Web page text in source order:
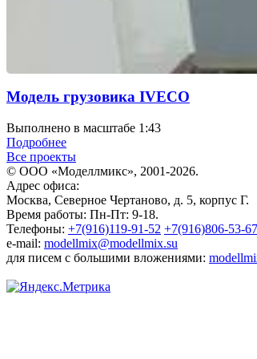
Модель грузовика IVECO
Выполнено в масштабе 1:43
Подробнее
Все проекты
© ООО «Моделлмикс», 2001-2026.
Адрес офиса:
Москва, Северное Чертаново, д. 5, корпус Г.
Время работы: Пн-Пт: 9-18.
Телефоны: +7(916)119-91-52 +7(916)806-53-67
e-mail: modellmix@modellmix.su
для писем с большими вложениями: